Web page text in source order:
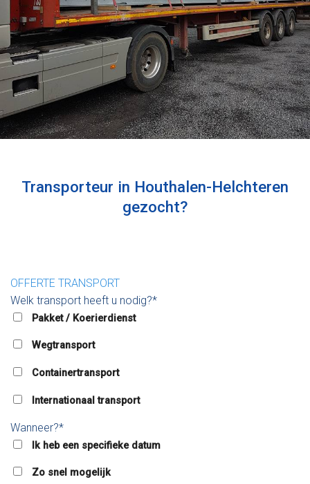
Transporteur in Houthalen-Helchteren
gezocht?
OFFERTE TRANSPORT
Welk transport heeft u nodig?*
Pakket / Koerierdienst
Wegtransport
Containertransport
Internationaal transport
Wanneer?*
Ik heb een specifieke datum
Zo snel mogelijk